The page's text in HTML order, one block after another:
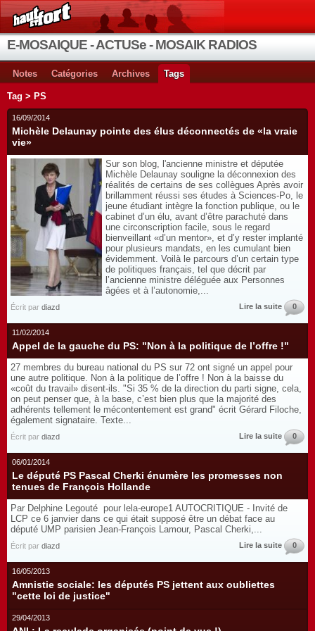
E-MOSAIQUE - ACTUSe - MOSAIK RADIOS
Notes Catégories Archives Tags
Tag > PS
16/09/2014
Michèle Delaunay pointe des élus déconnectés de «la vraie
vie»
Sur son blog, l'ancienne ministre et députée
Michèle Delaunay souligne la déconnexion des
réalités de certains de ses collègues Après avoir
brillamment réussi ses études à Sciences-Po, le
jeune étudiant intègre la fonction publique, ou le
cabinet d’un élu, avant d’être parachuté dans
une circonscription facile, sous le regard
bienveillant «d’un mentor», et d’y rester implanté
pour plusieurs mandats, en les cumulant bien
évidemment. Voilà le parcours d’un certain type
de politiques français, tel que décrit par
l’ancienne ministre déléguée aux Personnes
âgées et à l’autonomie,...
Écrit par diazd Lire la suite 0
11/02/2014
Appel de la gauche du PS: "Non à la politique de l’offre !"
27 membres du bureau national du PS sur 72 ont signé un appel pour
une autre politique. Non à la politique de l’offre ! Non à la baisse du
«coût du travail» disent-ils. "Si 35 % de la direction du parti signe, cela,
on peut penser que, à la base, c’est bien plus que la majorité des
adhérents tellement le mécontentement est grand" écrit Gérard Filoche,
également signataire. Texte...
Écrit par diazd Lire la suite 0
06/01/2014
Le député PS Pascal Cherki énumère les promesses non
tenues de François Hollande
Par Delphine Legouté pour lela-europe1 AUTOCRITIQUE - Invité de
LCP ce 6 janvier dans ce qui était supposé être un débat face au
député UMP parisien Jean-François Lamour, Pascal Cherki,...
Écrit par diazd Lire la suite 0
16/05/2013
Amnistie sociale: les députés PS jettent aux oubliettes
"cette loi de justice"
29/04/2013